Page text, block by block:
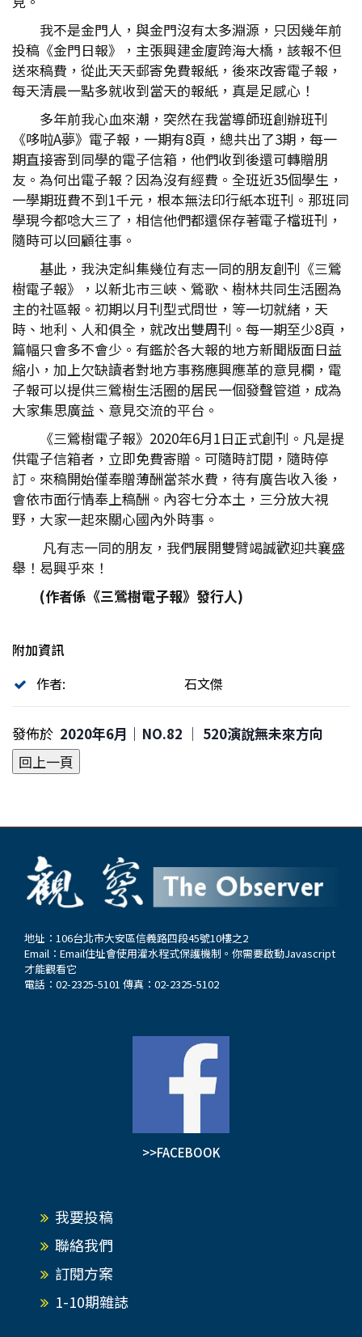
我不是金門人，與金門沒有太多淵源，只因幾年前
投稿《金門日報》，主張興建金廈跨海大橋，該報不但
送來稿費，從此天天郵寄免費報紙，後來改寄電子報，
每天清晨一點多就收到當天的報紙，真是足感心！
多年前我心血來潮，突然在我當導師班創辦班刊
《哆啦A夢》電子報，一期有8頁，總共出了3期，每一
期直接寄到同學的電子信箱，他們收到後還可轉贈朋
友。為何出電子報？因為沒有經費。全班近35個學生，
一學期班費不到1千元，根本無法印行紙本班刊。那班同
學現今都唸大三了，相信他們都還保存著電子檔班刊，
隨時可以回顧往事。
基此，我決定糾集幾位有志一同的朋友創刊《三鶯
樹電子報》，以新北市三峽、鶯歌、樹林共同生活圈為
主的社區報。初期以月刊型式問世，等一切就緒，天
時、地利、人和俱全，就改出雙周刊。每一期至少8頁，
篇幅只會多不會少。有鑑於各大報的地方新聞版面日益
縮小，加上欠缺讀者對地方事務應興應革的意見欄，電
子報可以提供三鶯樹生活圈的居民一個發聲管道，成為
大家集思廣益、意見交流的平台。
《三鶯樹電子報》2020年6月1日正式創刊。凡是提
供電子信箱者，立即免費寄贈。可隨時訂閱，隨時停
訂。來稿開始僅奉贈薄酬當茶水費，待有廣告收入後，
會依市面行情奉上稿酬。內容七分本土，三分放大視
野，大家一起來關心國內外時事。
凡有志一同的朋友，我們展開雙臂竭誠歡迎共襄盛
舉！曷興乎來！
(作者係《三鶯樹電子報》發行人)
附加資訊
作者:
石文傑
發佈於 2020年6月｜NO.82 │ 520演說無未來方向
地址：106台北市大安區信義路四段45號10樓之2
Email： Email住址會使用灌水程式保護機制。你需要啟動Javascript
才能觀看它
電話：02-2325-5101 傳真：02-2325-5102
>>FACEBOOK
我要投稿
聯絡我們
訂閱方案
1-10期雜誌